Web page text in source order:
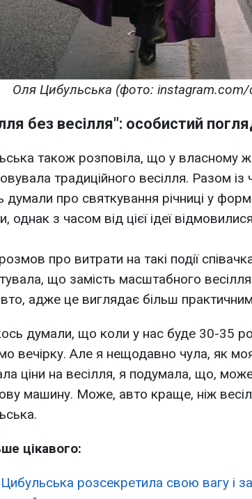
Оля Цибульська (фото: instagram.com/
без весілля": особистий
також розповіла, що у власному
традиційного весілля. Разом із
думали про святкування річниці у
однак з часом від цієї ідеї
про витрати на такі події
що замість масштабного
адже це виглядає більш
думали, що коли у нас буде 30-35
вечірку. Але я нещодавно чула, як
ціни на весілля, я подумала, що,
машину. Може, авто краще, ніж
цікавого:
розсекретила свою вагу і